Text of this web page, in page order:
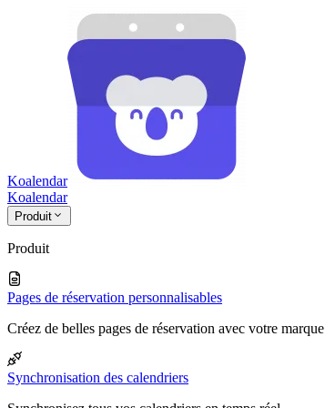
Koalendar
Koalendar
Produit
Produit
Pages de réservation personnalisables
Créez de belles pages de réservation avec votre marque
Synchronisation des calendriers